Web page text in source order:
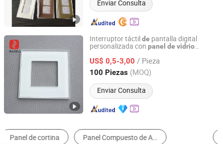
Enviar Consulta
Interruptor táctilde pantalla digital
personalizada con panel de vidrio
recubrimiento Af
US$ 0,5-3,00 / Pieza
100 Piezas (MOQ)
Enviar Consulta
DONGGUAN SAIDA GLASS CO.,LTD
Guangdong, China Desde 2018
Paneles Solares Vidrio Templado